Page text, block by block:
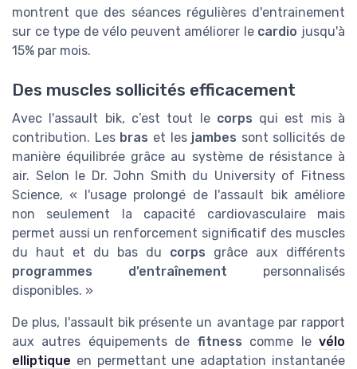
montrent que des séances régulières d'entrainement
sur ce type de vélo peuvent améliorer le cardio jusqu'à
15% par mois.
Des muscles sollicités efficacement
Avec l'assault bik, c’est tout le corps qui est mis à
contribution. Les bras et les jambes sont sollicités de
manière équilibrée grâce au système de résistance à
air. Selon le Dr. John Smith du University of Fitness
Science, « l'usage prolongé de l'assault bik améliore
non seulement la capacité cardiovasculaire mais
permet aussi un renforcement significatif des muscles
du haut et du bas du corps grâce aux différents
programmes d’entraînement personnalisés
disponibles. »
De plus, l'assault bik présente un avantage par rapport
aux autres équipements de fitness comme levélo
elliptique en permettant une adaptation instantanée